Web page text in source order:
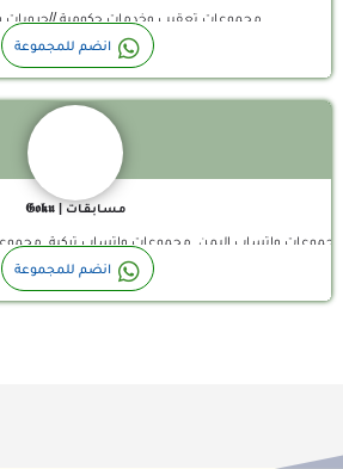
مجموعات تعقيب وخدمات حكومية //جروبات
انضم للمجموعة
مـسـابـقـات | 𝕲𝖔𝖐𝖚
مجموعات واتساب اليمن, مجموعات واتساب
انضم للمجموعة